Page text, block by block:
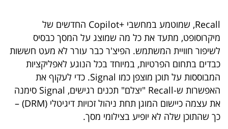
הכלכלי
פודקאסט
40
UNDER
40
Recall, שמוטמע במחשבי +Copilot החדשים של
מיקרוסופט, מתעד את כל מה שמוצג על המסך כבסיס
לשיפור חוויית המשתמש. הפיצ'ר כבר עורר לא מעט חששות
כבדים בתחום הפרטיות, במיוחד בכל הנוגע לאפליקציות
המבוססות על תוכן מוצפן כמו Signal. כדי לעקוף את
האפשרות ש-Recall "יצלם" תכנים רגישים, Signal סימנה
את עצמה כיישום המוגן תחת ניהול זכויות דיגיטלי (DRM) –
כך שהתוכן שלה לא יופיע בצילומי מסך.